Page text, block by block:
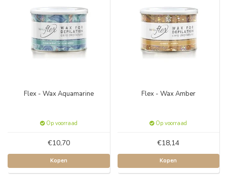
Flex - Wax Aquamarine
Op voorraad
€10,70
Kopen
Flex - Wax Amber
Op voorraad
€18,14
Kopen